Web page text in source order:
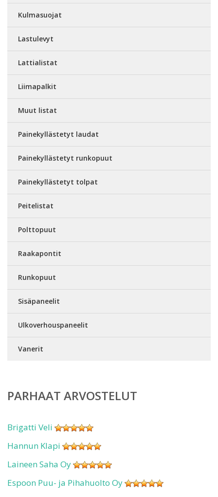
Kulmasuojat
Lastulevyt
Lattialistat
Liimapalkit
Muut listat
Painekyllästetyt laudat
Painekyllästetyt runkopuut
Painekyllästetyt tolpat
Peitelistat
Polttopuut
Raakapontit
Runkopuut
Sisäpaneelit
Ulkoverhouspaneelit
Vanerit
PARHAAT ARVOSTELUT
Brigatti Veli
Hannun Klapi
Laineen Saha Oy
Espoon Puu- ja Pihahuolto Oy